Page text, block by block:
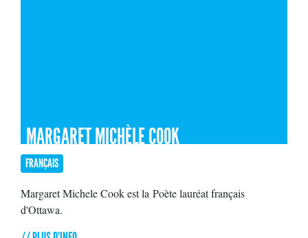
MARGARET MICHÈLE COOK
FRANÇAIS
Margaret Michele Cook est la Poète lauréat français
d'Ottawa.